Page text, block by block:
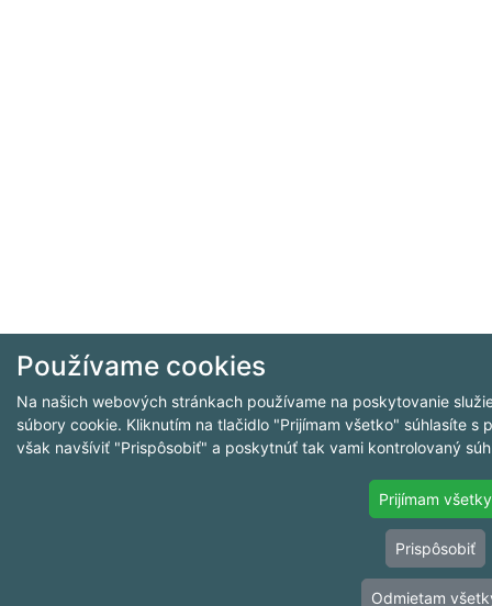
Používame cookies
Na našich webových stránkach používame na poskytovanie
súbory cookie. Kliknutím na tlačidlo "Prijímam všetko" súhlasíte
však navšíviť "Prispôsobiť" a poskytnúť tak vami kontrolovaný
Prijímam všetky
Prispôsobiť
Odmietam